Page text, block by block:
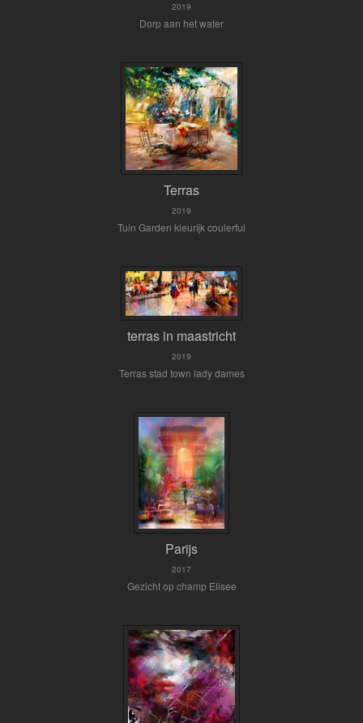
2019
Dorp aan het water
Terras
2019
Tuin Garden kleurijk coulerful
terras in maastricht
2019
Terras stad town lady dames
Parijs
2017
Gezicht op champ Elisee